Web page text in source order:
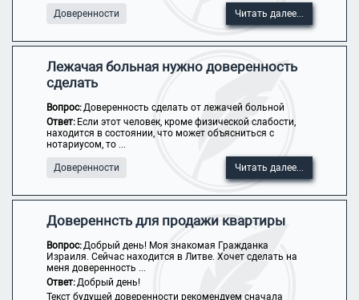
Доверенности Читать далее...
Лежачая больная нужно доверенность
сделать
Вопрос:Доверенность сделать от лежачей больной
Ответ: Если этот человек, кроме физической слабости,
находится в состоянии, что может объясниться с
нотариусом, то ...
Доверенности Читать далее...
Довереннсть для продажи квартиры
Вопрос:Добрый день! Моя знакомая Гражданка
Израиля. Сейчас находится в Литве. Хочет сделать на
меня доверенность ...
Ответ:Добрый день!
Текст будущей доверенности рекомендуем сначала